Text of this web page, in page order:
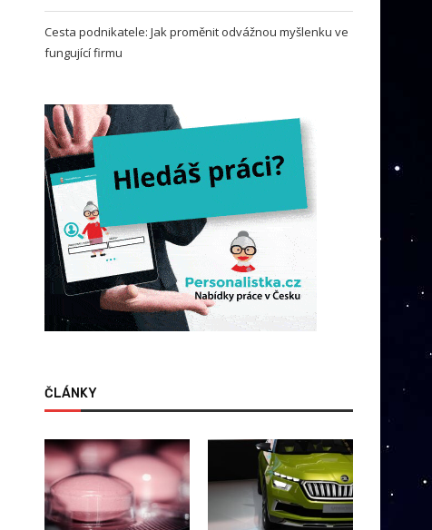
Konec doby plastové: Proč v roce
Ochrana vašeho zvířete i
Cesta podnikatele: Jak proměnit odvážnou myšlenku ve
fungující firmu
ČLÁNKY